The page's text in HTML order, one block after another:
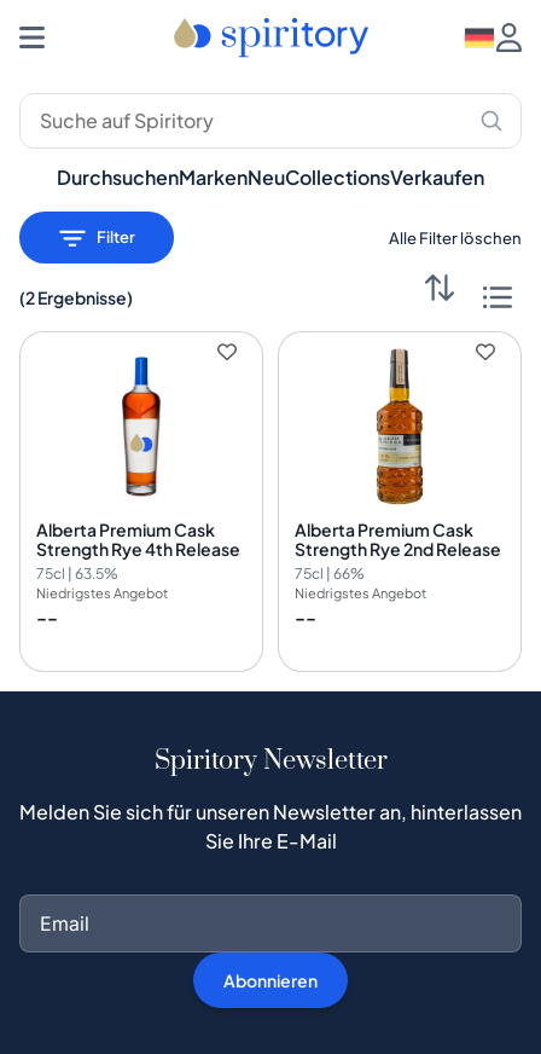
DurchsuchenMarkenNeuCollectionsVerkaufen
Filter Alle Filter löschen
(2 Ergebnisse)
Alberta Premium Cask
Strength Rye 4th Release
75cl | 63.5%
Niedrigstes Angebot
--
Alberta Premium Cask
Strength Rye 2nd Release
75cl | 66%
Niedrigstes Angebot
--
Spiritory Newsletter
Melden Sie sich für unseren Newsletter an, hinterlassen
Sie Ihre E-Mail
Abonnieren
Premium-Spirituosen: Whisky, Rum, Gin – Spiritory